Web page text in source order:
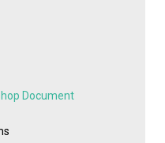
Document